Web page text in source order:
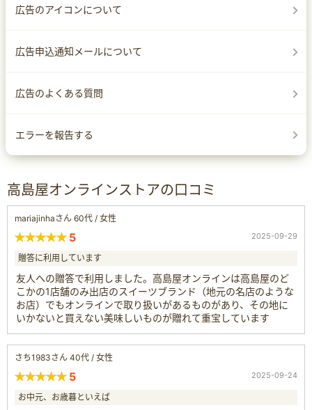
広告のアイコンについて
広告申込通知メールについて
広告のよくある質問
エラーを報告する
高島屋オンラインストアの口コミ
mariajinhaさん 60代 / 女性
5 2025-09-29
贈答に利用しています
友人への贈答で利用しました。高島屋オンラインは高島屋のど
こかの1店舗のみ出店のスイーツブランド（地元の名店のような
お店）でもオンラインで取り扱いがあるものがあり、その地に
いかないと買えない美味しいものが贈れて重宝しています
さち1983さん 40代 / 女性
5 2025-09-24
お中元、お歳暮といえば